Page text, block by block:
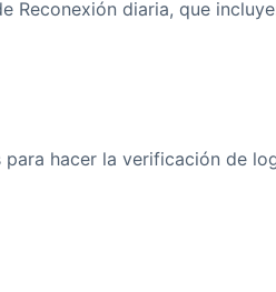
Reconexión diaria, que
hacer la verificación de